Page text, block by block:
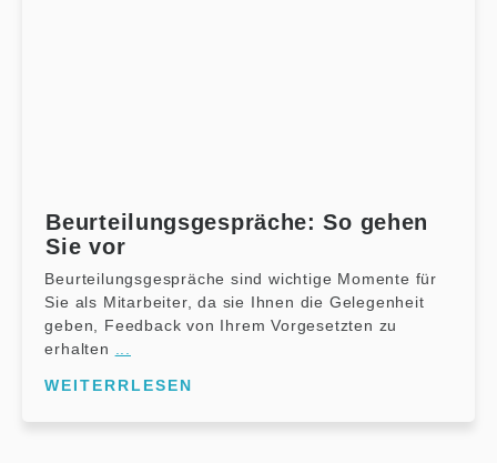
Beurteilungsgespräche: So gehen
Sie vor
Beurteilungsgespräche sind wichtige Momente für
Sie als Mitarbeiter, da sie Ihnen die Gelegenheit
geben, Feedback von Ihrem Vorgesetzten zu
erhalten
WEITERRLESEN